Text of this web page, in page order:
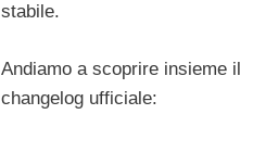
stabile.
Andiamo a scoprire insieme il
changelog ufficiale: